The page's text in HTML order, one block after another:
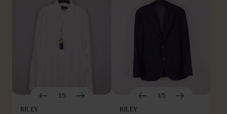
1/5
RILEY
1/5
RILEY